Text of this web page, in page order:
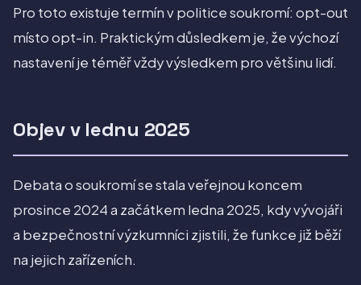
Pro toto existuje termín v politice soukromí: opt-out
místo opt-in. Praktickým důsledkem je, že výchozí
nastavení je téměř vždy výsledkem pro většinu lidí.
Objev v lednu 2025
Debata o soukromí se stala veřejnou koncem
prosince 2024 a začátkem ledna 2025, kdy vývojáři
a bezpečnostní výzkumníci zjistili, že funkce již běží
na jejich zařízeních.